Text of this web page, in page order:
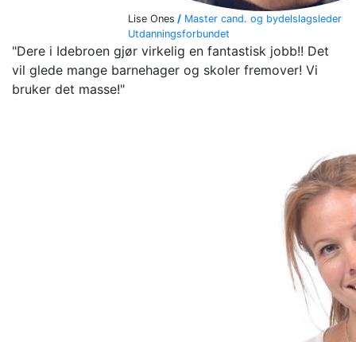
Lise Ones / Master cand. og bydelslagsleder
Utdanningsforbundet
"Dere i Idebroen gjør virkelig en fantastisk jobb!! Det
vil glede mange barnehager og skoler fremover! Vi
bruker det masse!"